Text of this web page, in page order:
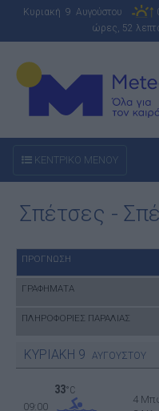
Κυριακή 9 Αυγούστου
ώρες, 52
ΚΕΝΤΡΙΚΟ ΜΕΝΟΥ
Σπέτσες -
ΠΡΟΓΝΩΣΗ
ΓΡΑΦΗΜΑΤΑ
ΠΛΗΡΟΦΟΡΙΕΣ ΠΑΡΑΛΙΑΣ
ΚΥΡΙΑΚΗ 9 ΑΥΓΟΥΣΤΟΥ
09:00
33°C
4